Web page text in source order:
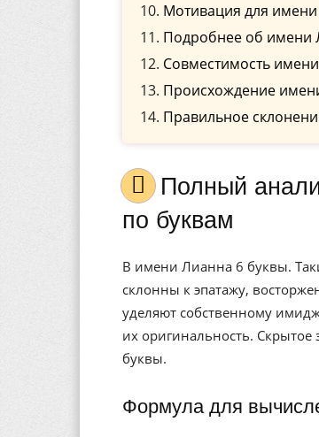
Мотивация для
Подробнее об имени
Совместимость
Происхождение
Правильное
Полный анализ имени Лианна, значение, и расшифровка
по буквам
В имени Лианна 6 буквы.
склонны к эпатажу,
уделяют собственному
их оригинальность.
буквы.
Формула для